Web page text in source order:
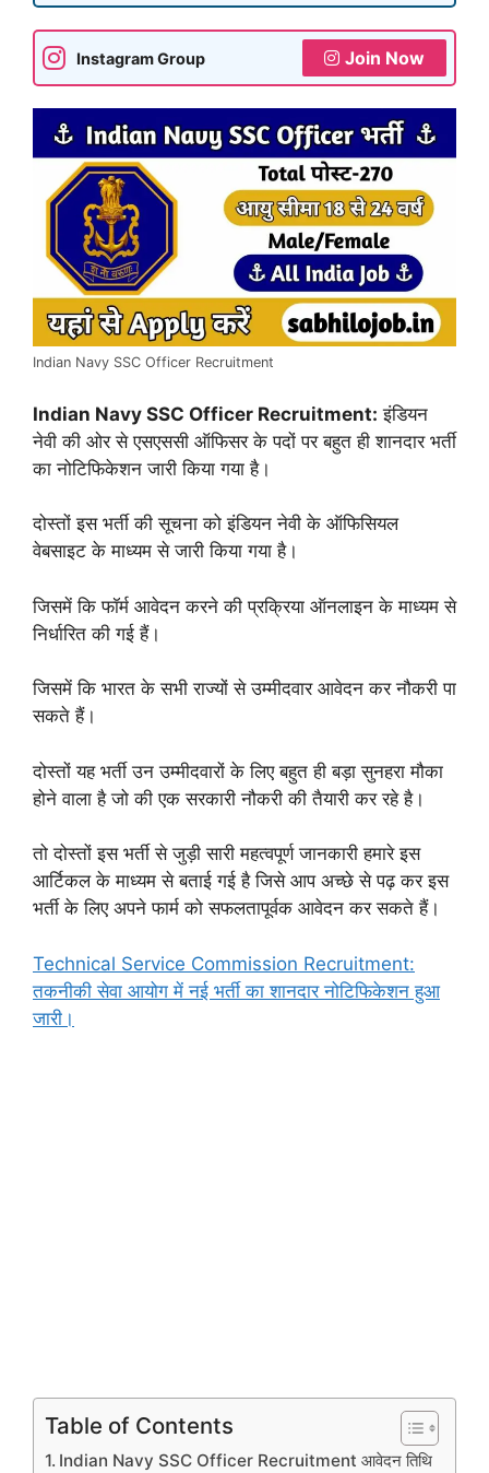
Instagram Group Join Now
Indian Navy SSC Officer Recruitment
Indian Navy SSC Officer Recruitment: इंडियन
नेवी की ओर से एसएससी ऑफिसर के पदों पर बहुत ही शानदार भर्ती
का नोटिफिकेशन जारी किया गया है।
दोस्तों इस भर्ती की सूचना को इंडियन नेवी के ऑफिसियल
वेबसाइट के माध्यम से जारी किया गया है।
जिसमें कि फॉर्म आवेदन करने की प्रक्रिया ऑनलाइन के माध्यम से
निर्धारित की गई हैं।
जिसमें कि भारत के सभी राज्यों से उम्मीदवार आवेदन कर नौकरी पा
सकते हैं।
दोस्तों यह भर्ती उन उम्मीदवारों के लिए बहुत ही बड़ा सुनहरा मौका
होने वाला है जो की एक सरकारी नौकरी की तैयारी कर रहे है।
तो दोस्तों इस भर्ती से जुड़ी सारी महत्वपूर्ण जानकारी हमारे इस
आर्टिकल के माध्यम से बताई गई है जिसे आप अच्छे से पढ़ कर इस
भर्ती के लिए अपने फार्म को सफलतापूर्वक आवेदन कर सकते हैं।
Technical Service Commission Recruitment:
तकनीकी सेवा आयोग में नई भर्ती का शानदार नोटिफिकेशन हुआ
जारी।
Table of Contents
Indian Navy SSC Officer Recruitment आवेदन तिथि